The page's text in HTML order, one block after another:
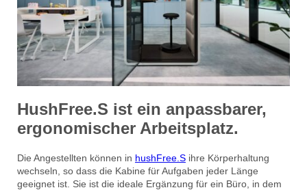
HushFree.S ist ein anpassbarer,
ergonomischer Arbeitsplatz.
Die Angestellten können in hushFree.S ihre Körperhaltung
wechseln, so dass die Kabine für Aufgaben jeder Länge
geeignet ist. Sie ist die ideale Ergänzung für ein Büro, in dem